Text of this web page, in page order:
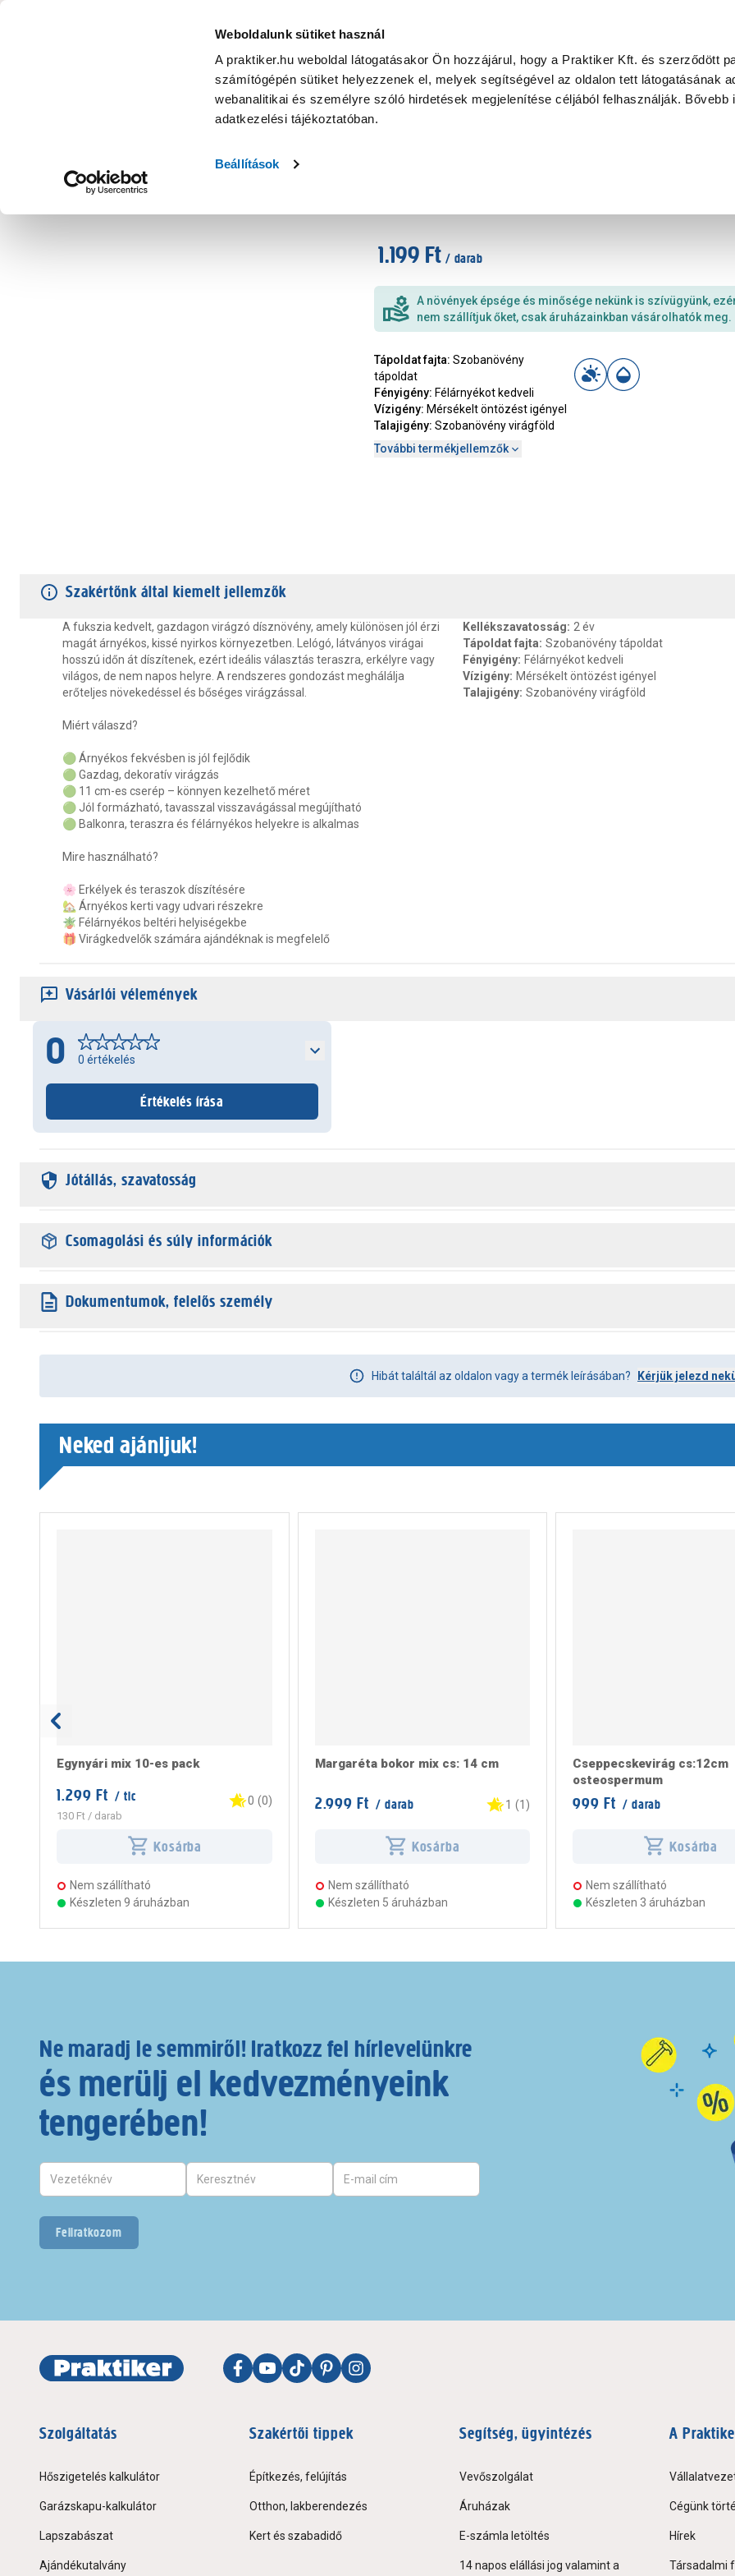
Weboldalunk sütiket használ
A praktiker.hu weboldal látogatásakor Ön hozzájárul, hogy a Praktiker Kft. és szerződött
számítógépén sütiket helyezzenek el, melyek segítségével az oldalon tett látogatásának
webanalitikai és személyre szóló hirdetések megjelenítése céljából felhasználják. Bővebb
adatkezelési tájékoztatóban.
Beállítások
KATEGÓRIÁK
Nyereményjáték Praktiker Professional Szakiajánló Ügyintézés és Információ
1.199 Ft / darab
A növények épsége és minősége nekünk is szívügyünk,
nem szállítjuk őket, csak áruházainkban vásárolhatók meg.
Tápoldat fajta: Szobanövény
tápoldat
Fényigény: Félárnyékot kedveli
Vízigény: Mérsékelt öntözést igényel
Talajigény: Szobanövény virágföld
További termékjellemzők
Szakértőnk által kiemelt jellemzők
A fukszia kedvelt, gazdagon virágzó dísznövény, amely különösen jól érzi
magát árnyékos, kissé nyirkos környezetben. Lelógó, látványos virágai
hosszú időn át díszítenek, ezért ideális választás teraszra, erkélyre vagy
világos, de nem napos helyre. A rendszeres gondozást meghálálja
erőteljes növekedéssel és bőséges virágzással.
Miért válaszd?
🟢 Árnyékos fekvésben is jól fejlődik
🟢 Gazdag, dekoratív virágzás
🟢 11 cm-es cserép – könnyen kezelhető méret
🟢 Jól formázható, tavasszal visszavágással megújítható
🟢 Balkonra, teraszra és félárnyékos helyekre is alkalmas
Mire használható?
🌸 Erkélyek és teraszok díszítésére
🏡 Árnyékos kerti vagy udvari részekre
🪴 Félárnyékos beltéri helyiségekbe
🎁 Virágkedvelők számára ajándéknak is megfelelő
Kellékszavatosság: 2 év
Tápoldat fajta: Szobanövény tápoldat
Fényigény: Félárnyékot kedveli
Vízigény: Mérsékelt öntözést igényel
Talajigény: Szobanövény virágföld
Vásárlói vélemények
0 0 értékelés
Értékelés írása
Jótállás, szavatosság
Csomagolási és súly információk
Dokumentumok, felelős személy
Hibát találtál az oldalon vagy a termék leírásában? Kérjük jelezd
Neked ajánljuk!
Egynyári mix 10-es pack
1.299 Ft / tlc
130 Ft / darab
0 (0)
Kosárba
Nem szállítható
Készleten 9 áruházban
Margaréta bokor mix cs: 14 cm
2.999 Ft / darab 1 (1 )
Kosárba
Nem szállítható
Készleten 5 áruházban
Cseppecskevirág cs:12cm
osteospermum
999 Ft / darab
Kosárba
Nem szállítható
Készleten 3 áruházban
Ne maradj le semmiről! Iratkozz fel hírlevelünkre
és merülj el kedvezményeink
tengerében!
Feliratkozom
Szolgáltatás
Hőszigetelés kalkulátor
Garázskapu-kalkulátor
Lapszabászat
Ajándékutalvány
Szakértői tippek
Építkezés, felújítás
Otthon, lakberendezés
Kert és szabadidő
Segítség, ügyintézés
Vevőszolgálat
Áruházak
E-számla letöltés
14 napos elállási jog valamint a
A
Cégünk
Hírek
Társadalmi